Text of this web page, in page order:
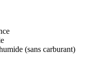
(sans carburant)